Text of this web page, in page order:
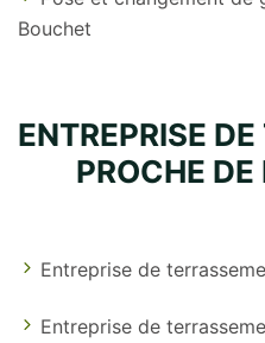
Bouchet
ENTREPRISE
PROCHE
Entreprise de
Entreprise de